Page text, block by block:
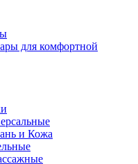
для комфортной
и Кожа